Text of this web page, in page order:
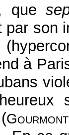
que
par son
à
Gourmont